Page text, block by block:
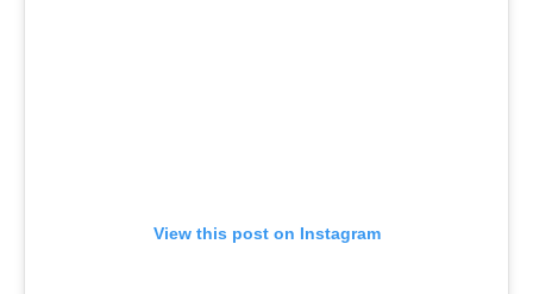
View this post on Instagram